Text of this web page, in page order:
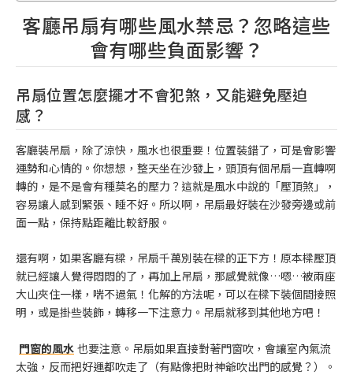
客廳吊扇有哪些風水禁忌？忽略這些
會有哪些負面影響？
吊扇位置怎麼擺才不會犯煞，又能避免壓迫
感？
客廳裝吊扇，除了涼快，風水也很重要！位置裝錯了，可是會影響
運勢和心情的。你想想，整天坐在沙發上，頭頂有個吊扇一直轉啊
轉的，是不是會有種莫名的壓力？這就是風水中說的「壓頂煞」，
容易讓人感到緊張、睡不好。所以啊，吊扇最好裝在沙發旁邊或前
面一點，保持點距離比較舒服。
還有啊，如果客廳有樑，吊扇千萬別裝在樑的正下方！原本樑壓頂
就已經讓人覺得悶悶的了，再加上吊扇，那感覺就像…嗯…被兩座
大山夾住一樣，喘不過氣！化解的方法呢，可以在樑下裝個間接照
明，或是掛些裝飾，轉移一下注意力。吊扇就移到其他地方吧！
門窗的風水 也要注意。吊扇如果直接對著門窗吹，會讓室內氣流
太強，反而把好運都吹走了（有點像把財神爺吹出門的感覺？）。